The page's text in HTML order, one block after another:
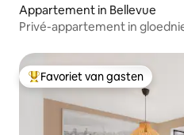
Appartement in Bellevue
Privé-appartement in
Topfavoriet van gasten
Favoriet van gasten